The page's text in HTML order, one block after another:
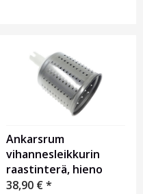
Ankarsrum
vihannesleikkurin
raastinterä, hieno
38,90 €*